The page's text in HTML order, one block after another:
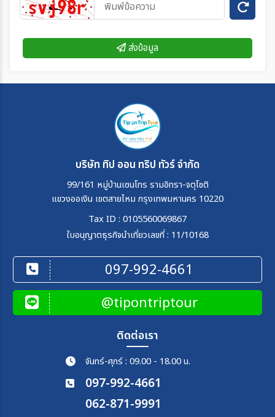
ส่งข้อมูล
บริษัท ทิป ออน ทริป ทัวร์ จำกัด
99/161 หมู่บ้านเซนโทร รามอิทรา-จตุโชติ
แขวงออเงิน เขตสายไหม กรุงเทพมหานคร 10220
Tax ID : 0105560069867
ใบอนุญาตธุรกิจนำเที่ยวเลขที่ : 11/10168
097-992-4661
@tipontriptour
ติดต่อเรา
จันทร์-ศุกร์ : 09.00 - 18.00 น.
097-992-4661
062-871-9991